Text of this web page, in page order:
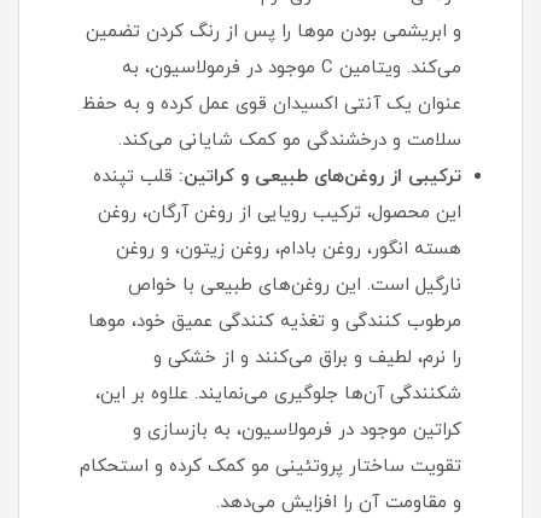
و ابریشمی بودن موها را پس از رنگ کردن تضمین
می‌کند. ویتامین C موجود در فرمولاسیون، به
عنوان یک آنتی‌ اکسیدان قوی عمل کرده و به حفظ
سلامت و درخشندگی مو کمک شایانی می‌کند.
ترکیبی از روغن‌های طبیعی و کراتین: قلب تپنده
این محصول، ترکیب رویایی از روغن آرگان، روغن
هسته انگور، روغن بادام، روغن زیتون، و روغن
نارگیل است. این روغن‌های طبیعی با خواص
مرطوب‌ کنندگی و تغذیه‌ کنندگی عمیق خود، موها
را نرم، لطیف و براق می‌کنند و از خشکی و
شکنندگی آن‌ها جلوگیری می‌نمایند. علاوه بر این،
کراتین موجود در فرمولاسیون، به بازسازی و
تقویت ساختار پروتئینی مو کمک کرده و استحکام
و مقاومت آن را افزایش می‌دهد.